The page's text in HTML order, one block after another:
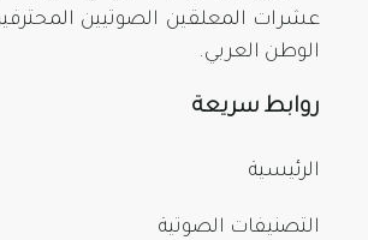
عشرات المعلقين الصوتيين
الوطن العربي.
روابط سريعة
الرئيسية
التصنيفات الصوتية